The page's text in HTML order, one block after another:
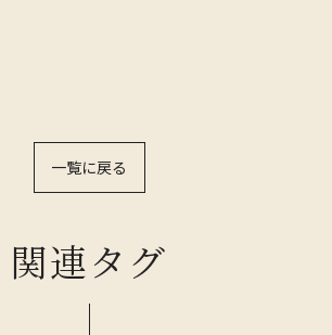
一覧に戻る
関連タグ